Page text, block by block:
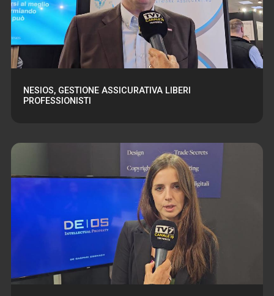
NESIOS, GESTIONE ASSICURATIVA LIBERI
PROFESSIONISTI